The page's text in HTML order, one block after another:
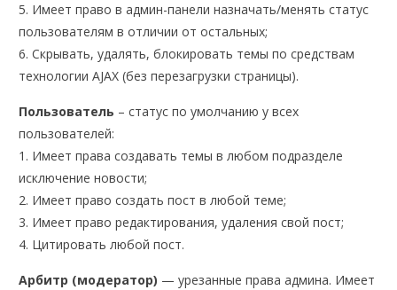
5. Имеет право в админ-панели назначать/менять статус
пользователям в отличии от остальных;
6. Скрывать, удалять, блокировать темы по средствам
технологии AJAX (без перезагрузки страницы).
Пользователь – статус по умолчанию у всех
пользователей:
1. Имеет права создавать темы в любом подразделе
исключение новости;
2. Имеет право создать пост в любой теме;
3. Имеет право редактирования, удаления свой пост;
4. Цитировать любой пост.
Арбитр (модератор) — урезанные права админа. Имеет